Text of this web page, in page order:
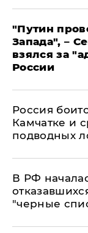
"Путин
Запада", –
взялся за
России
Россия
Камчатке и
подводных
​В РФ
"черные